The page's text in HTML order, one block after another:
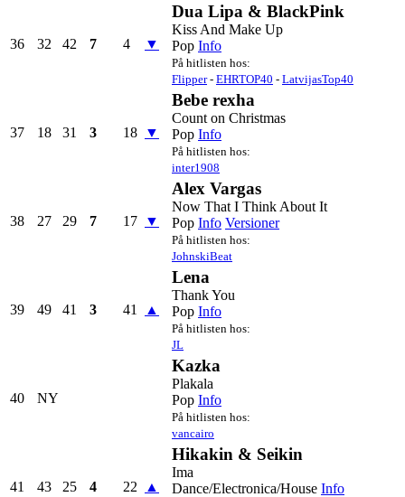
36 32 42 7 4 ▼
Dua Lipa & BlackPink
Kiss And Make Up
Pop Info
På hitlisten hos:
Flipper- EHRTOP40 - LatvijasTop40
37 18 31 3 18 ▼
Bebe rexha
Count on Christmas
Pop Info
På hitlisten hos:
inter1908
38 27 29 7 17 ▼
Alex Vargas
Now That I Think About It
Pop Info Versioner
På hitlisten hos:
JohnskiBeat
39 49 41 3 41 ▲
Lena
Thank You
Pop Info
På hitlisten hos:
JL
40 NY
Kazka
Plakala
Pop Info
På hitlisten hos:
vancairo
41 43 25 4 22 ▲
Hikakin & Seikin
Ima
Dance/Electronica/House Info